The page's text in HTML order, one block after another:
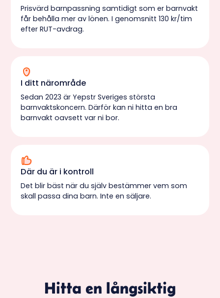
Prisvärd barnpassning samtidigt som er barnvakt
får behålla mer av lönen. I genomsnitt 130 kr/tim
efter RUT-avdrag.
I ditt närområde
Sedan 2023 är Yepstr Sveriges största
barnvaktskoncern. Därför kan ni hitta en bra
barnvakt oavsett var ni bor.
Där du är i kontroll
Det blir bäst när du själv bestämmer vem som
skall passa dina barn. Inte en säljare.
Hitta en långsiktig